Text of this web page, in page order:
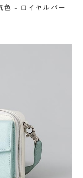
色 - ロイヤルパー